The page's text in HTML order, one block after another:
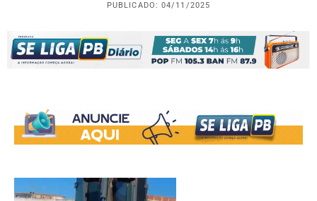
PUBLICADO: 04/11/2025